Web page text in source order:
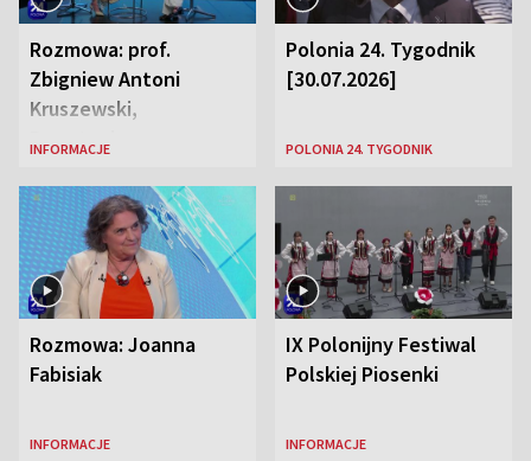
Rozmowa: prof.
Zbigniew Antoni
Kruszewski,
Powstaniec
Zaryan, piosenkarka
INFORMACJE
Polonia 24. Tygodnik
[30.07.2026]
POLONIA 24. TYGODNIK
Rozmowa: Joanna
Fabisiak
INFORMACJE
IX Polonijny Festiwal
Polskiej Piosenki
INFORMACJE